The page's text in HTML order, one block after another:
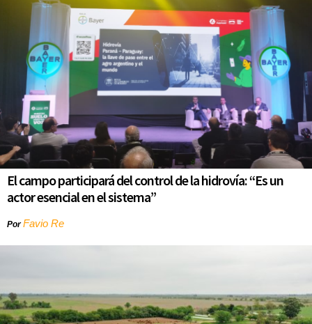
El campo participará del control de la hidrovía: “Es un
actor esencial en el sistema”
PorFavio Re